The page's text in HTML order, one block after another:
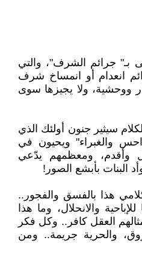
بـ" جرائم الشرف"، والتي
انعدام أو انمساخ شرف
ووحشية، ولا يجيزها سوى
سيثير جنون أولئك الذي
والغبراء" ويحيون في
ومعظمهم يدّعي
البنات بأبشع الصور!
هذا بالفسق والفجور..
والانحلال، وما هذا
العقل كافر.. وكل فكر
والحرية جريمة.. ومن